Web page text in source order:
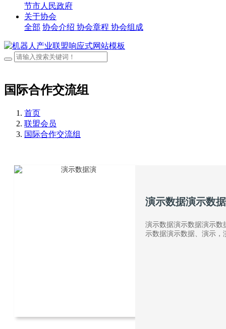
节市人民政府
关于协会
全部 协会介绍 协会章程 协会组成
国际合作交流组
首页
联盟会员
国际合作交流组
演示数据演示数
演示数据演示数据演示
示数据演示数据、演示